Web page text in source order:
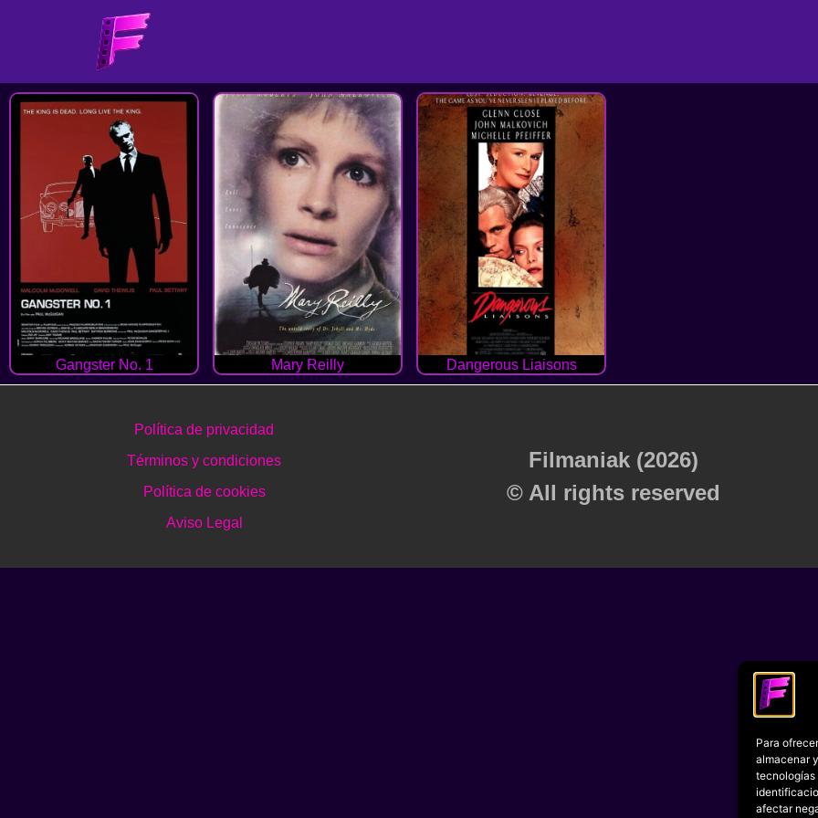
Para
almacenar
tecnologías
afectar
Gangster No. 1 Mary Reilly Dangerous Liaisons
Política de privacidad
Términos y condiciones
Política de cookies
Aviso Legal
Filmaniak (2026)
© All rights reserved